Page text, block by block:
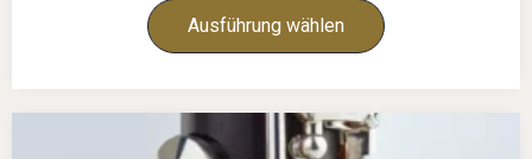
Ausführung wählen